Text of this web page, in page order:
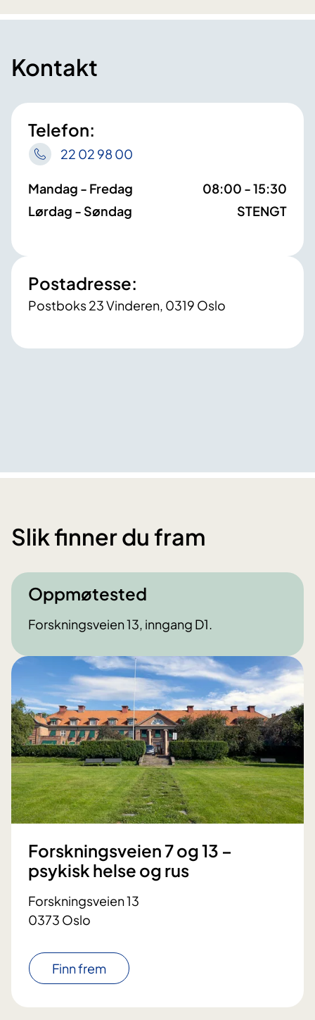
Kontakt
Telefon:
22 02 98 00
Mandag - Fredag
08:00 - 15:30
Lørdag - Søndag
STENGT
Postadresse:
Postboks 23 Vinderen, 0319 Oslo
Slik finner du fram
Oppmøtested
Forskningsveien 13, inngang D1.
Forskningsveien 7 og 13 –
psykisk helse og rus
Forskningsveien 13
0373 Oslo
Finn frem